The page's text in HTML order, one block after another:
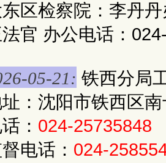
区检察院：李丹
官 办公电话：
05-21: 铁西分局
：沈阳市铁西区
： 024-25735848
电话： 024-